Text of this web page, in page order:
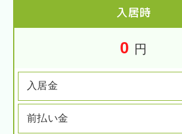
入居時
0 円
入居金
前払い金